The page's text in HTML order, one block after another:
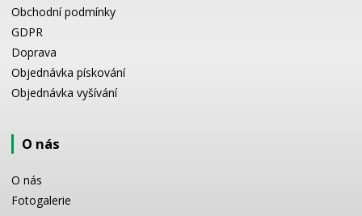
Obchodní podmínky
GDPR
Doprava
Objednávka pískování
Objednávka vyšívání
O nás
O nás
Fotogalerie